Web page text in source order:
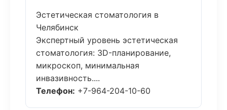
Эстетическая стоматология в
Челябинск
Экспертный уровень эстетическая
стоматология: 3D-планирование,
микроскоп, минимальная
инвазивность....
Телефон: +7-964-204-10-60